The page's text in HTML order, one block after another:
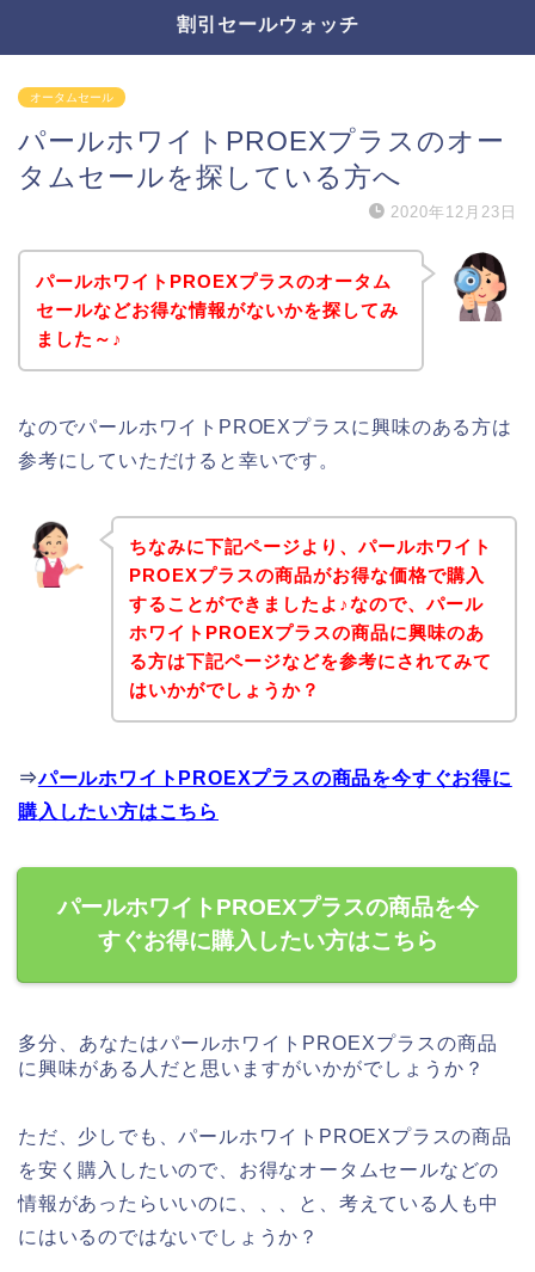
割引セールウォッチ
オータムセール
パールホワイトPROEXプラスのオー
タムセールを探している方へ
2020年12月23日
パールホワイトPROEXプラスのオータム
セールなどお得な情報がないかを探してみ
ました～♪
なのでパールホワイトPROEXプラスに興味のある方は
参考にしていただけると幸いです。
ちなみに下記ページより、パールホワイト
PROEXプラスの商品がお得な価格で購入
することができましたよ♪なので、パール
ホワイトPROEXプラスの商品に興味のあ
る方は下記ページなどを参考にされてみて
はいかがでしょうか？
⇒パールホワイトPROEXプラスの商品を今すぐお得に
購入したい方はこちら
パールホワイトPROEXプラスの商品を今
すぐお得に購入したい方はこちら
多分、あなたはパールホワイトPROEXプラスの商品
に興味がある人だと思いますがいかがでしょうか？
ただ、少しでも、パールホワイトPROEXプラスの商品
を安く購入したいので、お得なオータムセールなどの
情報があったらいいのに、、、と、考えている人も中
にはいるのではないでしょうか？